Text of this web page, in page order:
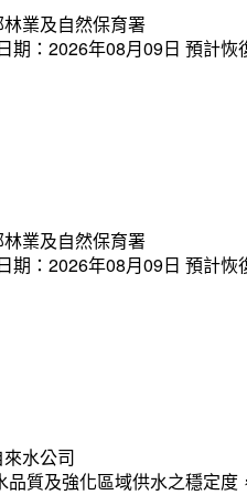
業及自然保育署
期：2026年08月09日 預計
業及自然保育署
期：2026年08月09日 預計
水公司
品質及強化區域供水之穩定